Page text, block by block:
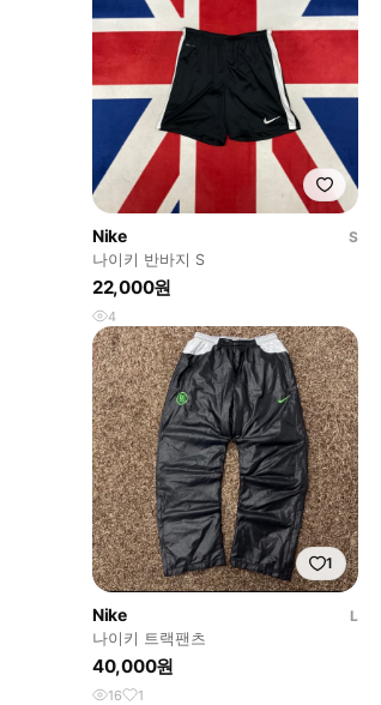
Nike
S
나이키 반바지 S
22,000원
4
1
Nike
L
나이키 트랙팬츠
40,000원
16 1